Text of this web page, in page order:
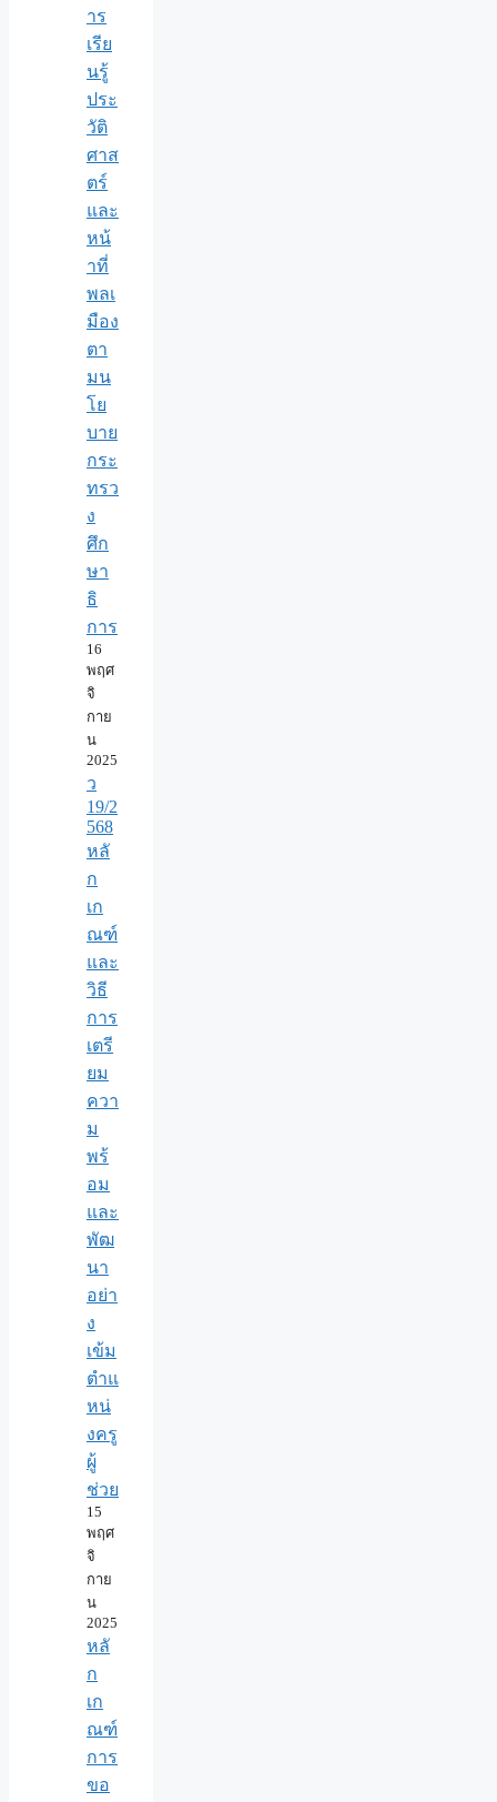
าร
เรีย
นรู้
ประ
วัติ
ศาส
ตร์
และ
หน้
าที่
พลเ
มือง
ตา
มน
โย
บาย
กระ
ทรว
ง
ศึก
ษา
ธิ
การ
16
พฤศ
จิ
กาย
น
2025
ว
19/2
568
หลั
ก
เก
ณฑ์
และ
วิธี
การ
เตรี
ยม
ควา
ม
พร้
อม
และ
พัฒ
นา
อย่า
ง
เข้ม
ตำแ
หน่
งครู
ผู้
ช่วย
15
พฤศ
จิ
กาย
น
2025
หลั
ก
เก
ณฑ์
การ
ขอ